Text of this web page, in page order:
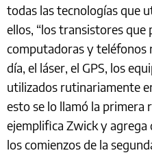
todas las tecnologías que
ellos, “los transistores
computadoras y teléfonos
día, el láser, el GPS, los
utilizados rutinariamente
esto se lo llamó la primera
ejemplifica Zwick y
los comienzos de la